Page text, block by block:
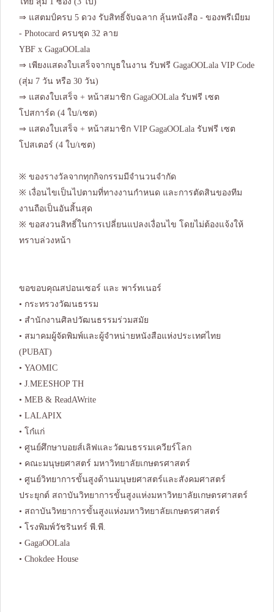
⇒ แสตมป์ครบ 5 ดวง รับสิทธิ์จับฉลาก ลุ้นหนังสือ - ของพรีเมียม
- Photocard ครบชุด 32 ลาย
YBF x GagaOOLala
⇒ เพียงแสดงใบเสร็จจากบูธในงาน รับฟรี GagaOOLala VIP Code
(สุ่ม 7 วัน หรือ 30 วัน)
⇒ แสดงใบเสร็จ + หน้าสมาชิก GagaOOLala รับฟรี เซต
โปสการ์ด (4 ใบ/เซต)
⇒ แสดงใบเสร็จ + หน้าสมาชิก VIP GagaOOLala รับฟรี เซต
โปสเตอร์ (4 ใบ/เซต)
※ ของรางวัลจากทุกกิจกรรมมีจำนวนจำกัด
※ เงื่อนไขเป็นไปตามที่ทางงานกำหนด และการตัดสินของทีม
งานถือเป็นอันสิ้นสุด
※ ขอสงวนสิทธิ์ในการเปลี่ยนแปลงเงื่อนไข โดยไม่ต้องแจ้งให้
ทราบล่วงหน้า
ขอขอบคุณสปอนเซอร์ และ พาร์ทเนอร์
• กระทรวงวัฒนธรรม
• สำนักงานศิลปวัฒนธรรมร่วมสมัย
• สมาคมผู้จัดพิมพ์และผู้จำหน่ายหนังสือแห่งประเทศไทย
(PUBAT)
• YAOMIC
• J.MEESHOP TH
• MEB & ReadAWrite
• LALAPIX
• โก๋แก่
• ศูนย์ศึกษาบอยส์เลิฟและวัฒนธรรมเควียร์โลก
• คณะมนุษยศาสตร์ มหาวิทยาลัยเกษตรศาสตร์
• ศูนย์วิทยาการขั้นสูงด้านมนุษยศาสตร์และสังคมศาสตร์
ประยุกต์ สถาบันวิทยาการขั้นสูงแห่งมหาวิทยาลัยเกษตรศาสตร์
• สถาบันวิทยาการขั้นสูงแห่งมหาวิทยาลัยเกษตรศาสตร์
• โรงพิมพ์วัชรินทร์ พี.พี.
• GagaOOLala
• Chokdee House